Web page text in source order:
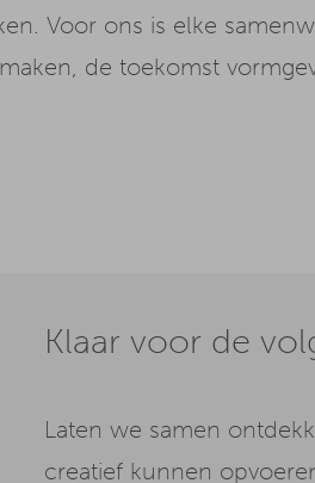
Voor ons is elke
de toekomst
Klaar voor de
Laten we samen
creatief kunnen